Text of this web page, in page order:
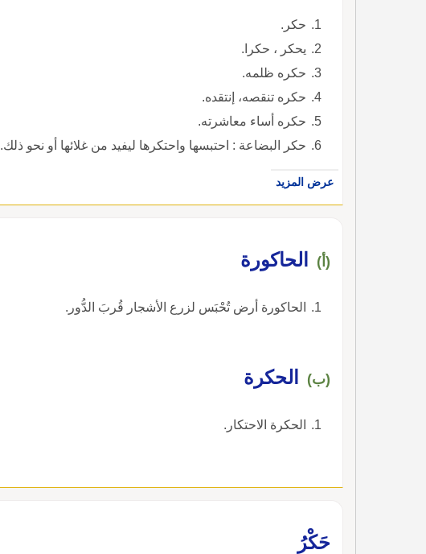
حكر.
يحكر ، حكرا.
حكره ظلمه.
حكره تنقصه، إنتقده.
حكره أساء معاشرته.
حكر البضاعة : احتبسها واحتكرها ليفيد من غلائها أو نحو ذلك.
عرض المزيد
(أ) الحاكورة
الحاكورة أرض تُحْبَس لزرع الأشجار قُربَ الدُّور.
(ب) الحكرة
الحكرة الاحتكار.
حَكْرُ